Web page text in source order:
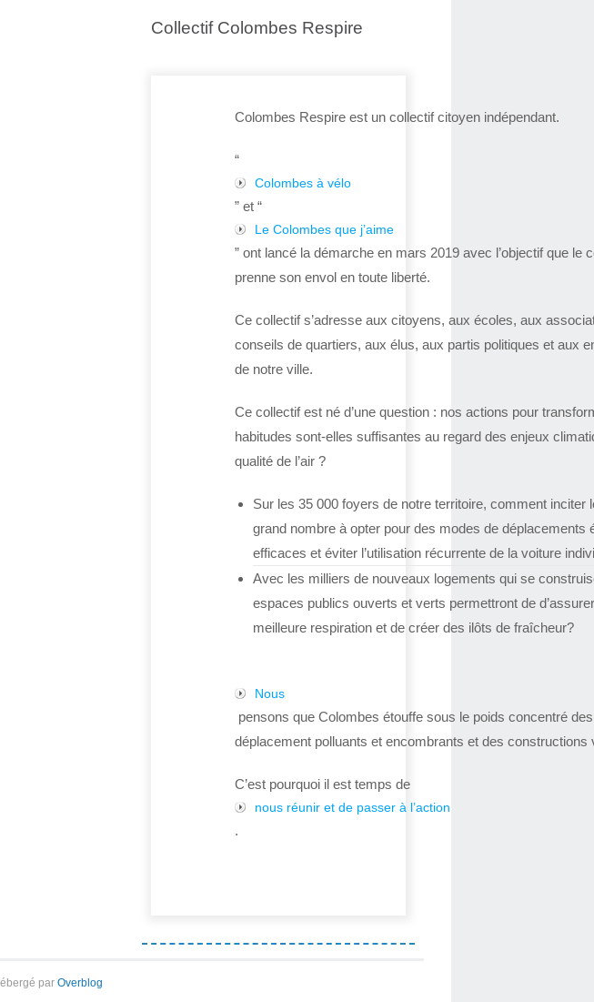
Collectif Colombes Respire
Colombes Respire est un collectif citoyen indépendant.
“
Colombes à vélo
” et “
Le Colombes que j’aime
” ont lancé la démarche en mars 2019 avec l’objectif que le
prenne son envol en toute liberté.
Ce collectif s’adresse aux citoyens, aux écoles, aux
conseils de quartiers, aux élus, aux partis politiques et aux
de notre ville.
Ce collectif est né d’une question : nos actions pour
habitudes sont-elles suffisantes au regard des enjeux
qualité de l’air ?
Sur les 35 000 foyers de notre territoire, comment inciter
grand nombre à opter pour des modes de déplacements
efficaces et éviter l’utilisation récurrente de la voiture
Avec les milliers de nouveaux logements qui se
espaces publics ouverts et verts permettront de
meilleure respiration et de créer des ilôts de fraîcheur?
Nous
pensons que Colombes étouffe sous le poids concentré
déplacement polluants et encombrants et des constructions
C’est pourquoi il est temps de
nous réunir et de passer à l’action
.
par Overblog